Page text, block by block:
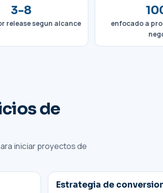
3-8
release segun alcance
enfocado a
de
iniciar proyectos de
Estrategia de